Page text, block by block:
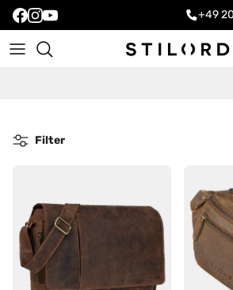
+49
Filter